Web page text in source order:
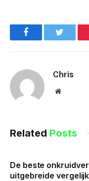
Facebook
Chris
Website
Related Posts
De beste
uitgebreide